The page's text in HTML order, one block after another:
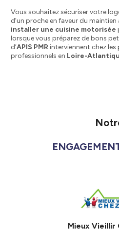
Vous souhaitez sécuriser votre
d’un proche en faveur du
installer une cuisine motorisée
lorsque vous préparez de bons
d’APIS PMR interviennent chez
professionnels en Loire-
Mieux Vieillir